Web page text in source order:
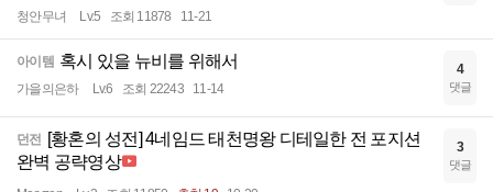
청안무녀 Lv.5 조회 11878 11-21
아이템 혹시 있을 뉴비를 위해서
가을의은하 Lv.6 조회 22243 11-14
4
댓글
던전 [황혼의 성전] 4네임드 태천명왕 디테일한 전 포지션
완벽 공략영상
3
댓글